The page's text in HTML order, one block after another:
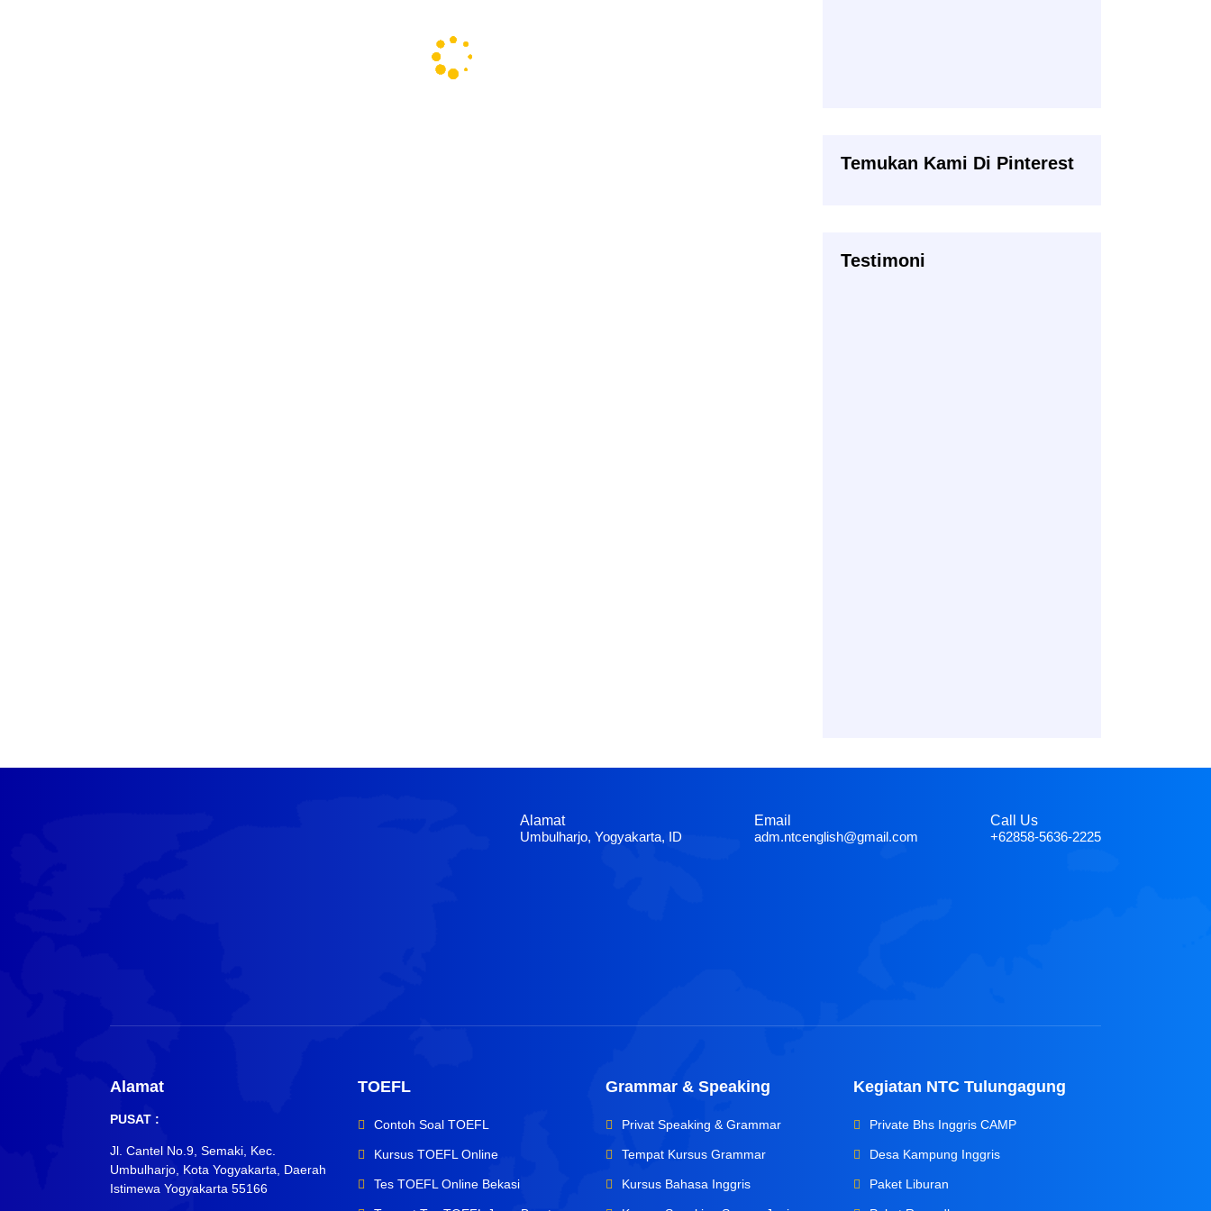
Temukan Kami Di Pinterest
Testimoni
Alamat
Umbulharjo, Yogyakarta, ID
Email
adm.ntcenglish@gmail.com
Call Us
+62858-5636-2225
Alamat
PUSAT :
Jl. Cantel No.9, Semaki, Kec.
Umbulharjo, Kota Yogyakarta, Daerah
Istimewa Yogyakarta 55166
TOEFL
Contoh Soal TOEFL
Kursus TOEFL Online
Tes TOEFL Online Bekasi
Grammar & Speaking
Privat Speaking & Grammar
Tempat Kursus Grammar
Kursus Bahasa Inggris
Kegiatan NTC Tulungagung
Private Bhs Inggris CAMP
Desa Kampung Inggris
Paket Liburan